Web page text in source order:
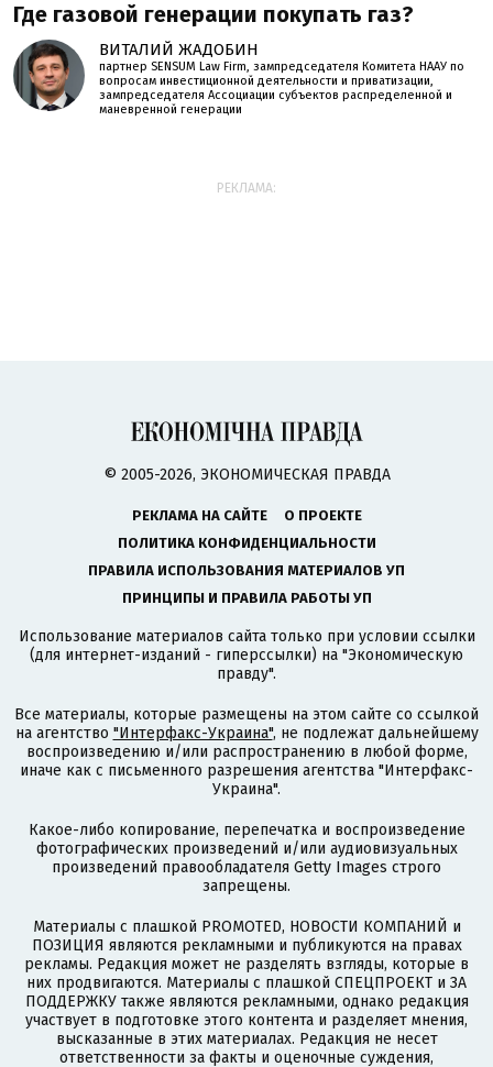
Где газовой генерации покупать газ?
ВИТАЛИЙ ЖАДОБИН
партнер SENSUM Law Firm, зампредседателя Комитета НААУ по
вопросам инвестиционной деятельности и приватизации,
зампредседателя Ассоциации субъектов распределенной и
маневренной генерации
РЕКЛАМА:
© 2005-2026, ЭКОНОМИЧЕСКАЯ ПРАВДА
РЕКЛАМА НА САЙТЕ
О ПРОЕКТЕ
ПОЛИТИКА КОНФИДЕНЦИАЛЬНОСТИ
ПРАВИЛА ИСПОЛЬЗОВАНИЯ МАТЕРИАЛОВ УП
ПРИНЦИПЫ И ПРАВИЛА РАБОТЫ УП
Использование материалов сайта только при условии ссылки
(для интернет-изданий - гиперссылки) на "Экономическую
правду".
Все материалы, которые размещены на этом сайте со ссылкой
на агентство "Интерфакс-Украина", не подлежат дальнейшему
воспроизведению и/или распространению в любой форме,
иначе как с письменного разрешения агентства "Интерфакс-
Украина".
Какое-либо копирование, перепечатка и воспроизведение
фотографических произведений и/или аудиовизуальных
произведений правообладателя Getty Images строго
запрещены.
Материалы с плашкой PROMOTED, НОВОСТИ КОМПАНИЙ и
ПОЗИЦИЯ являются рекламными и публикуются на правах
рекламы. Редакция может не разделять взгляды, которые в
них продвигаются. Материалы с плашкой СПЕЦПРОЕКТ и ЗА
ПОДДЕРЖКУ также являются рекламными, однако редакция
участвует в подготовке этого контента и разделяет мнения,
высказанные в этих материалах. Редакция не несет
ответственности за факты и оценочные суждения,